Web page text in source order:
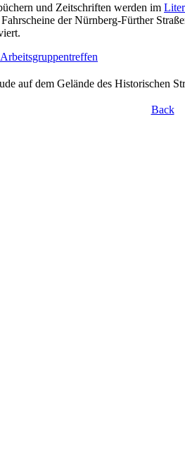
und Zeitschriften werden im
der Nürnberg-Fürther
auf dem Gelände des Historischen
Back